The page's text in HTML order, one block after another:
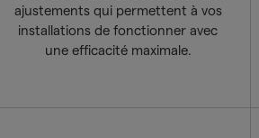
ajustements qui permettent à vos
installations de fonctionner avec
une efficacité maximale.